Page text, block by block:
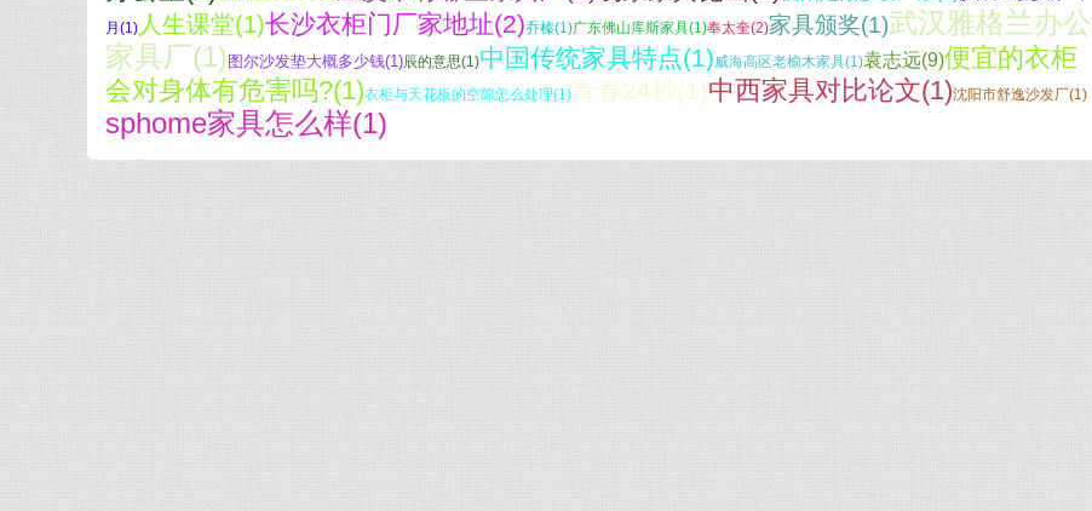
月(1) 人生课堂(1)长沙衣柜门厂家地址(2)乔榛(1)广东佛山库斯家具(1)奉太奎(2)家具颁奖(1)武汉雅格兰办公
家具厂(1) 图尔沙发垫大概多少钱(1)辰的意思(1)中国传统家具特点(1)威海高区老榆木家具(1)袁志远(9)便宜的衣柜
会对身体有危害吗?(1)衣柜与天花板的空隙怎么处理(1)青春24秒(1)中西家具对比论文(1)沈阳市舒逸沙发厂(1)
sphome家具怎么样(1)